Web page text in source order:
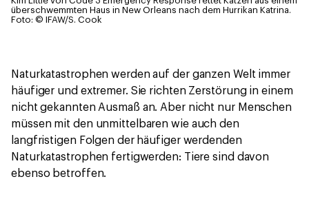
überschwemmten Haus in New Orleans nach dem Hurrikan Katrina.
Foto: © IFAW/S. Cook
Naturkatastrophen werden auf der ganzen Welt immer
häufiger und extremer. Sie richten Zerstörung in einem
nicht gekannten Ausmaß an. Aber nicht nur Menschen
müssen mit den unmittelbaren wie auch den
langfristigen Folgen der häufiger werdenden
Naturkatastrophen fertigwerden: Tiere sind davon
ebenso betroffen.